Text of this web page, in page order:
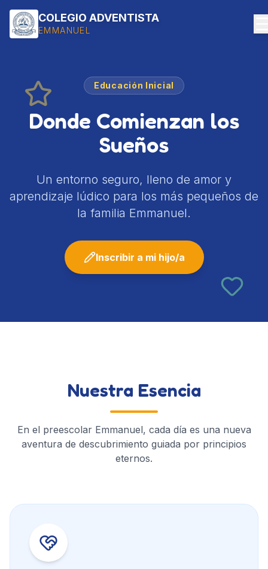
COLEGIO ADVENTISTA
EMMANUEL
Educación Inicial
Donde Comienzan los
Sueños
Un entorno seguro, lleno de amor y
aprendizaje lúdico para los más pequeños de
la familia Emmanuel.
Inscribir a mi hijo/a
Nuestra Esencia
En el preescolar Emmanuel, cada día es una nueva
aventura de descubrimiento guiada por principios
eternos.